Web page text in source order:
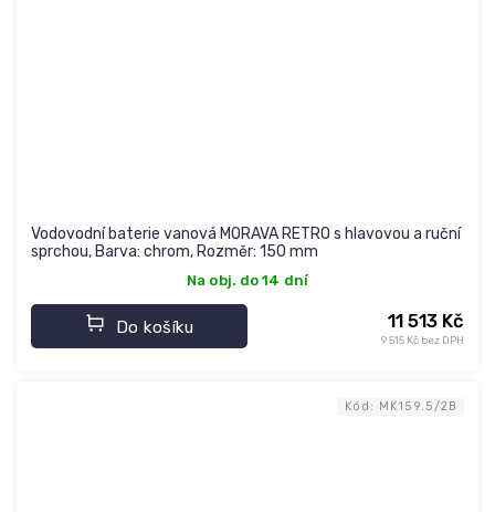
Vodovodní baterie vanová MORAVA RETRO s hlavovou a ruční
sprchou, Barva: chrom, Rozměr: 150 mm
Na obj. do 14 dní
9 515 Kč bez DPH
11 513 Kč
Do košíku
Kód: MK159.5/2B